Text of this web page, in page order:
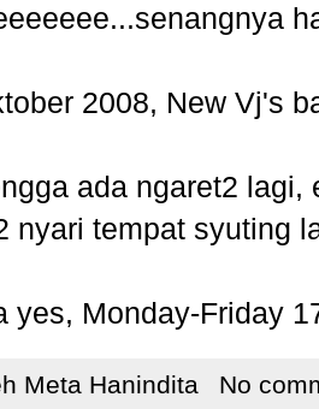
2008, New Vj's
ada ngaret2
nyari tempat syuting
yes, Monday-Friday
Meta Hanindita
No